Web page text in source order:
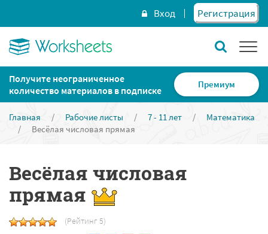
Вход Регистрация
Получите неограниченное
количество материалов в подписке
Премиум
Главная / Рабочие листы / 7 - 11 лет /
Математика
/
Весёлая числовая прямая
Весёлая числовая
прямая
(Рейтинг 5)